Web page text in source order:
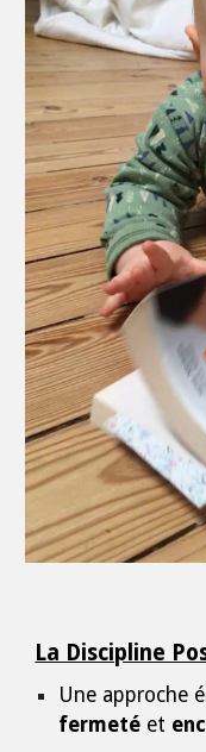
La Discipline
Une approche
fermeté et